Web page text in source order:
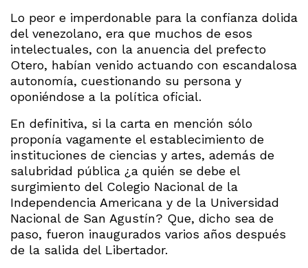
Lo peor e imperdonable para la confianza dolida
del venezolano, era que muchos de esos
intelectuales, con la anuencia del prefecto
Otero, habían venido actuando con escandalosa
autonomía, cuestionando su persona y
oponiéndose a la política oficial.
En definitiva, si la carta en mención sólo
proponía vagamente el establecimiento de
instituciones de ciencias y artes, además de
salubridad pública ¿a quién se debe el
surgimiento del Colegio Nacional de la
Independencia Americana y de la Universidad
Nacional de San Agustín? Que, dicho sea de
paso, fueron inaugurados varios años después
de la salida del Libertador.